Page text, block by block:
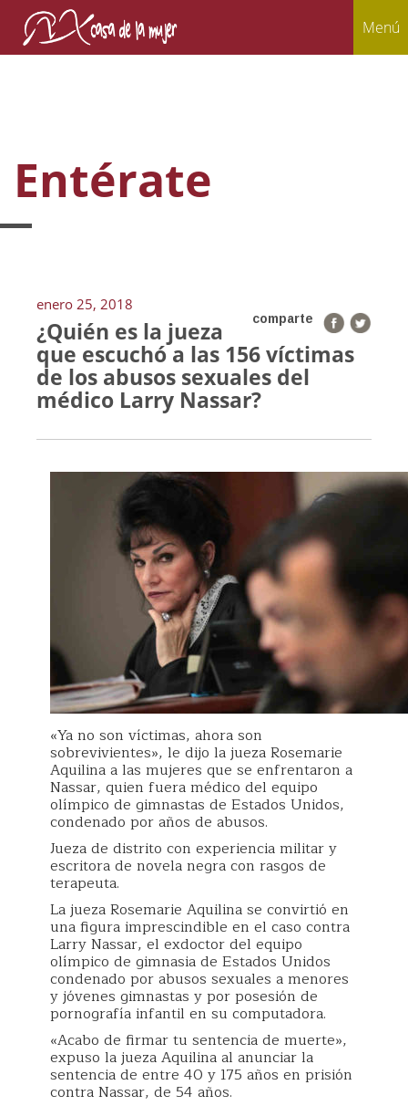
Menú
Entérate
enero 25, 2018
comparte
¿Quién es la jueza
que escuchó a las 156 víctimas
de los abusos sexuales del
médico Larry Nassar?
«Ya no son víctimas, ahora son
sobrevivientes», le dijo la jueza Rosemarie
Aquilina a las mujeres que se enfrentaron a
Nassar, quien fuera médico del equipo
olímpico de gimnastas de Estados Unidos,
condenado por años de abusos.
Jueza de distrito con experiencia militar y
escritora de novela negra con rasgos de
terapeuta.
La jueza Rosemarie Aquilina se convirtió en
una figura imprescindible en el caso contra
Larry Nassar, el exdoctor del equipo
olímpico de gimnasia de Estados Unidos
condenado por abusos sexuales a menores
y jóvenes gimnastas y por posesión de
pornografía infantil en su computadora.
«Acabo de firmar tu sentencia de muerte»,
expuso la jueza Aquilina al anunciar la
sentencia de entre 40 y 175 años en prisión
contra Nassar, de 54 años.